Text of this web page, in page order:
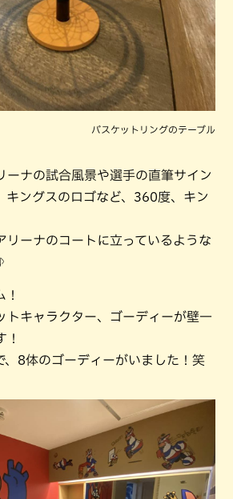
バスケットリングのテーブル
ーナの試合風景や選手の直筆サイン
キングスのロゴなど、360度、キン
リーナのコートに立っているような
トキャラクター、ゴーディーが壁一
！
、8体のゴーディーがいました！笑